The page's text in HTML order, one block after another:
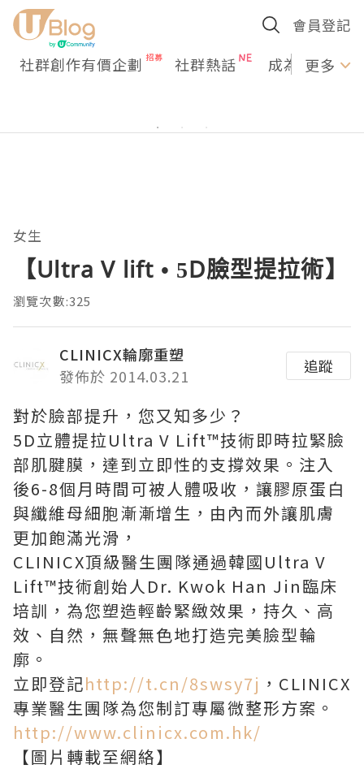
會員登記
社群創作有價企劃 社群熱話 成為U更多
女生
【Ultra V lift • 5D臉型提拉術】
瀏覽次數:325
CLINICX輪廓重塑
發佈於 2014.03.21
追蹤
對於臉部提升，您又知多少？
5D立體提拉Ultra V Lift™技術即時拉緊臉
部肌腱膜，達到立即性的支撐效果。注入
後6-8個月時間可被人體吸收，讓膠原蛋白
與纖維母細胞漸漸增生，由內而外讓肌膚
更加飽滿光滑，
CLINICX頂級醫生團隊通過韓國Ultra V
Lift™技術創始人Dr. Kwok Han Jin臨床
培訓，為您塑造輕齡緊緻效果，持久、高
效、自然，無聲無色地打造完美臉型輪
廓。
立即登記http://t.cn/8swsy7j ，CLINICX
專業醫生團隊為您制訂專屬微整形方案。
http://www.clinicx.com.hk/
【圖片轉載至網絡】